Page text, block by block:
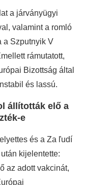
a járványügyi
valamint a romló
a Szputnyik V
rámutatott,
Bizottság által
és lassú.
állították elő a
e
és a Za ľudí
kijelentette:
az adott vakcinát,